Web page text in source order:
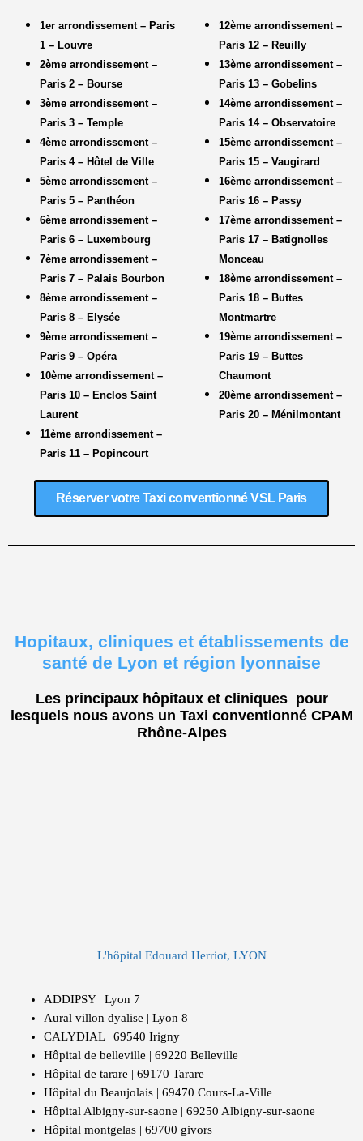
1er arrondissement – Paris
1 – Louvre
2ème arrondissement –
Paris 2 – Bourse
3ème arrondissement –
Paris 3 – Temple
4ème arrondissement –
Paris 4 – Hôtel de Ville
5ème arrondissement –
Paris 5 – Panthéon
6ème arrondissement –
Paris 6 – Luxembourg
7ème arrondissement –
Paris 7 – Palais Bourbon
8ème arrondissement –
Paris 8 – Elysée
9ème arrondissement –
Paris 9 – Opéra
10ème arrondissement –
Paris 10 – Enclos Saint
Laurent
11ème arrondissement –
Paris 11 – Popincourt
12ème arrondissement –
Paris 12 – Reuilly
13ème arrondissement –
Paris 13 – Gobelins
14ème arrondissement –
Paris 14 – Observatoire
15ème arrondissement –
Paris 15 – Vaugirard
16ème arrondissement –
Paris 16 – Passy
17ème arrondissement –
Paris 17 – Batignolles
Monceau
18ème arrondissement –
Paris 18 – Buttes
Montmartre
19ème arrondissement –
Paris 19 – Buttes
Chaumont
20ème arrondissement –
Paris 20 – Ménilmontant
Réserver votre Taxi conventionné VSL Paris
Hopitaux, cliniques et établissements de
santé de Lyon et région lyonnaise
Les principaux hôpitaux et cliniques pour
lesquels nous avons un Taxi conventionné CPAM
Rhône-Alpes
L'hôpital Edouard Herriot, LYON
ADDIPSY | Lyon 7
Aural villon dyalise | Lyon 8
CALYDIAL | 69540 Irigny
Hôpital de belleville | 69220 Belleville
Hôpital de tarare | 69170 Tarare
Hôpital du Beaujolais | 69470 Cours-La-Ville
Hôpital Albigny-sur-saone | 69250 Albigny-sur-saone
Hôpital montgelas | 69700 givors